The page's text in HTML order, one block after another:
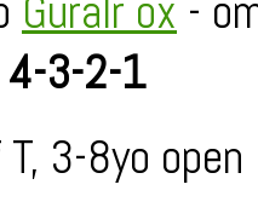
Guralr ox -
4-3-2-1
3-8yo